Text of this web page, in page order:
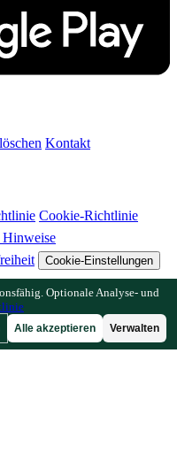
Kontakt
Cookie-Richtlinie
Cookie-Einstellungen
Pflanzenbibliothek
Optionale Analyse- und
Alle akzeptieren Verwalten